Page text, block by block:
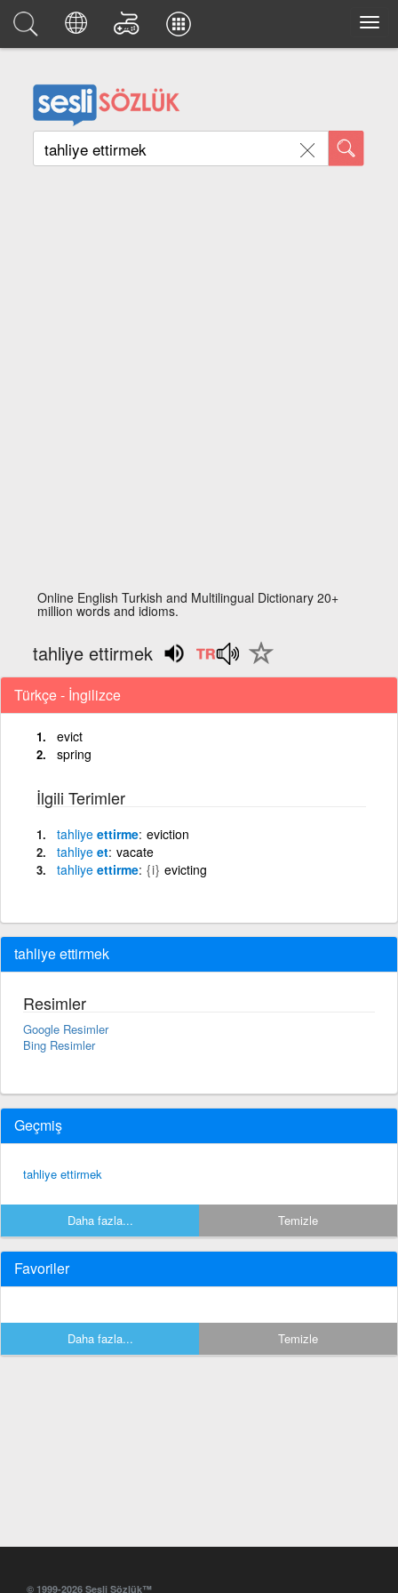
Online English Turkish and Multilingual Dictionary 20+
million words and idioms.
tahliye ettirmek
Türkçe - İngilizce
evict
spring
İlgili Terimler
tahliye ettirme eviction
tahliye et vacate
tahliye ettirme {i} evicting
tahliye ettirmek
Resimler
Google Resimler
Bing Resimler
Geçmiş
tahliye ettirmek
Daha fazla... Temizle
Favoriler
Daha fazla... Temizle
© 1999-2026 Sesli Sözlük™